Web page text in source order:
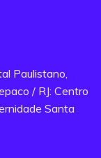
Paulistano,
/ RJ: Centro
Santa